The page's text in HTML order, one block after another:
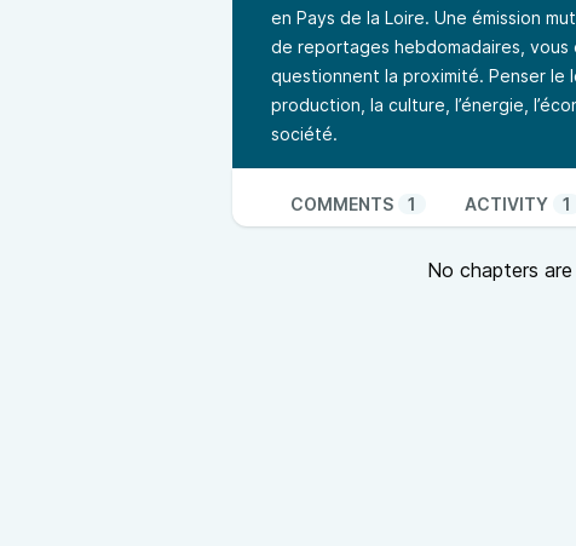
en Pays de la Loire. Une émission
de reportages hebdomadaires, vous
questionnent la proximité. Penser le
production, la culture, l’énergie,
société.
COMMENTS 1 ACTIVITY 1
No chapters